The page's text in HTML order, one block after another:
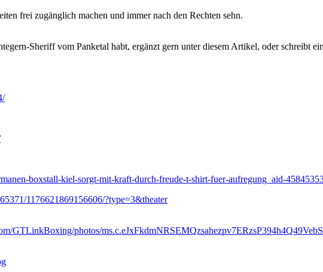
frei zugänglich machen und immer nach den Rechten sehn.
Sheriff vom Panketal habt, ergänzt gern unter diesem Artikel, oder schreibt
boxstall-kiel-sorgt-mit-kraft-durch-freude-t-shirt-fuer-aufregung_aid-
1176621869156606/?type=3&theater
GTLinkBoxing/photos/